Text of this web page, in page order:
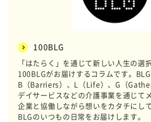
100BLG
「はたらく」を通じて新しい人生の選
100BLGがお届けするコラムです。BLG
B（Barriers）、L（Life）、G（
デイサービスなどの介護事業を通じて
企業と協働しながら想いをカタチにし
BLGのいつもの日常をお届けします。